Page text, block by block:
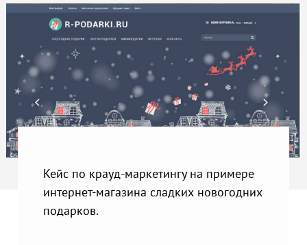
Кейс по крауд-маркетингу на примере
интернет-магазина сладких новогодних
подарков.